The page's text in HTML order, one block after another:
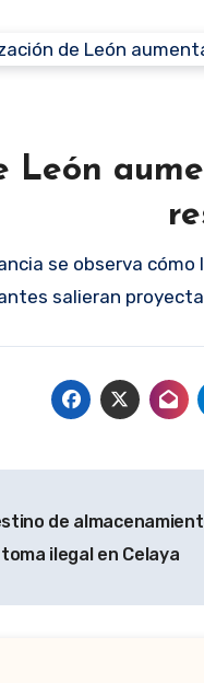
León
se observa
salieran
de
ilegal en Celaya